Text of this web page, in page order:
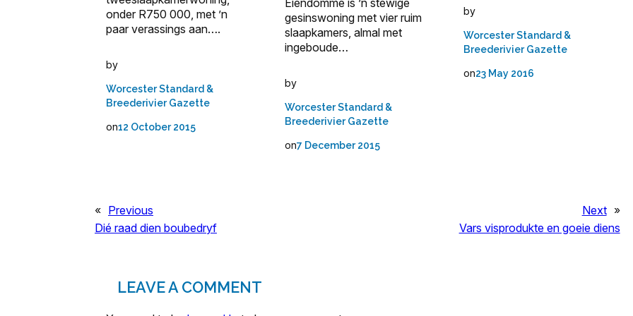
onder R750 000, met ’n
paar verassings aan….
by
Worcester Standard &
Breederivier Gazette
on12 October 2015
Eiendomme is ’n stewige
gesinswoning met vier ruim
slaapkamers, almal met
ingeboude…
by
Worcester Standard &
Breederivier Gazette
on7 December 2015
by
Worcester Standard &
Breederivier Gazette
on23 May 2016
« Previous
Dié raad dien boubedryf
Next »
Vars visprodukte en goeie diens
LEAVE A COMMENT